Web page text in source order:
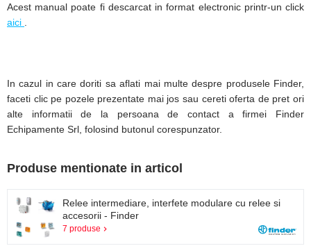
Acest manual poate fi descarcat in format electronic printr-un click
aici
In cazul in care doriti sa aflati mai multe despre produsele Finder,
faceti clic pe pozele prezentate mai jos sau cereti oferta de pret ori
alte informatii de la persoana de contact a firmei Finder
Echipamente Srl, folosind butonul corespunzator.
Produse mentionate in articol
Relee intermediare, interfete modulare cu relee si
accesorii - Finder
7 produse